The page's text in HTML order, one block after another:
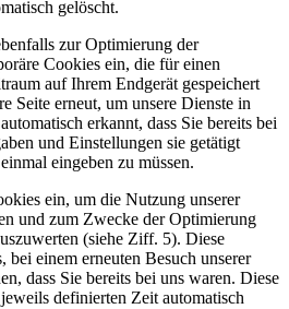
gelöscht.
zur Optimierung der
Cookies ein, die für einen
auf Ihrem Endgerät gespeichert
Seite erneut, um unsere Dienste in
erkannt, dass Sie bereits bei
und Einstellungen sie getätigt
eingeben zu müssen.
ein, um die Nutzung unserer
und zum Zwecke der Optimierung
(siehe Ziff. 5). Diese
bei einem erneuten Besuch unserer
dass Sie bereits bei uns waren. Diese
definierten Zeit automatisch